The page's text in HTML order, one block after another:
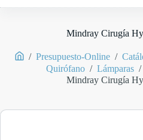
Mindray Cirugía
/ Presupuesto-Online /
Quirófano / Lámparas /
Mindray Cirugía